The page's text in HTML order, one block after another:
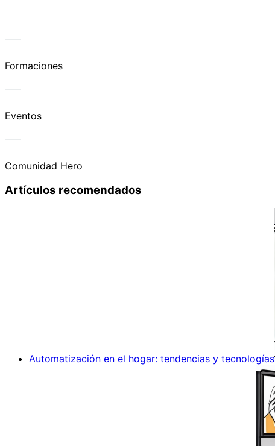
Formaciones
Eventos
Comunidad Hero
Artículos recomendados
Automatización en el hogar: tendencias y tecnologías